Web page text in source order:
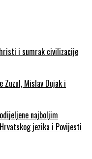
i sumrak civilizacije
najboljim
jezika i Povijesti